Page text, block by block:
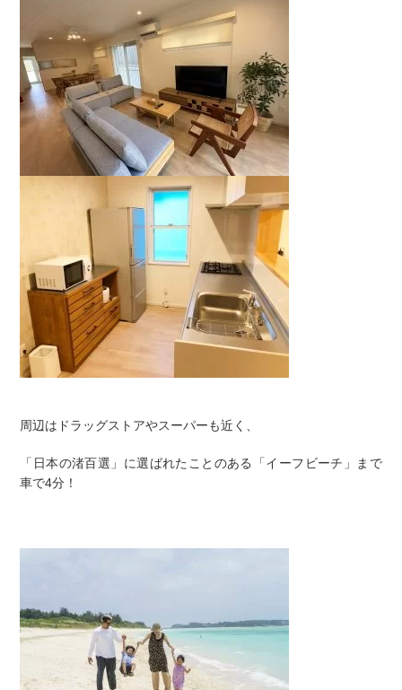
周辺はドラッグストアやスーパーも近く、
「日本の渚百選」に選ばれたことのある「イーフビーチ」まで
車で4分！